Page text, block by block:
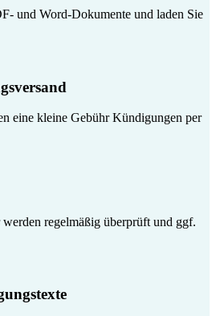
und Word-Dokumente und laden Sie
eine kleine Gebühr Kündigungen per
regelmäßig überprüft und ggf.